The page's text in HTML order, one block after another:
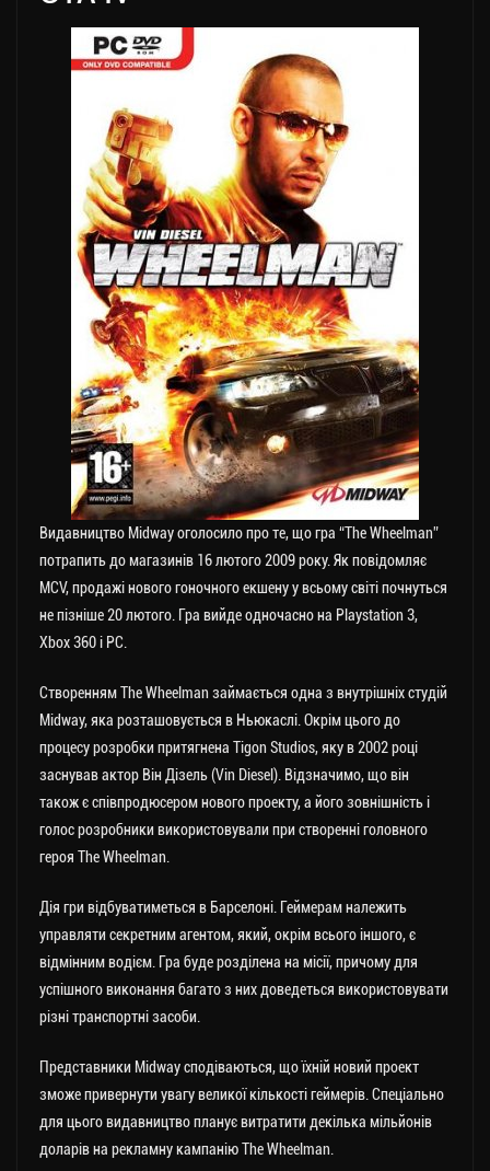
Видавництво Midway оголосило про те, що гра “The Wheelman”
потрапить до магазинів 16 лютого 2009 року. Як повідомляє
MCV, продажі нового гоночного екшену у всьому світі почнуться
не пізніше 20 лютого. Гра вийде одночасно на Playstation 3,
Xbox 360 і РС.
Створенням The Wheelman займається одна з внутрішніх студій
Midway, яка розташовується в Ньюкаслі. Окрім цього до
процесу розробки притягнена Tigon Studios, яку в 2002 році
заснував актор Він Дізель (Vin Diesel). Відзначимо, що він
також є співпродюсером нового проекту, а його зовнішність і
голос розробники використовували при створенні головного
героя The Wheelman.
Дія гри відбуватиметься в Барселоні. Геймерам належить
управляти секретним агентом, який, окрім всього іншого, є
відмінним водієм. Гра буде розділена на місії, причому для
успішного виконання багато з них доведеться використовувати
різні транспортні засоби.
Представники Midway сподіваються, що їхній новий проект
зможе привернути увагу великої кількості геймерів. Спеціально
для цього видавництво планує витратити декілька мільйонів
доларів на рекламну кампанію The Wheelman.